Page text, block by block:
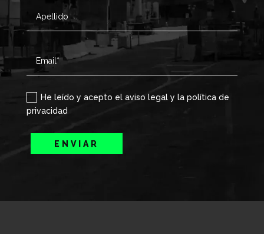
He leído y acepto el aviso legal y la política de
privacidad
ENVIAR